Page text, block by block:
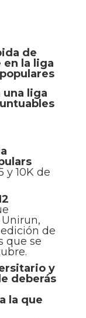
de
en la liga
una liga
y 10K de
de
que se
y
deberás
la que